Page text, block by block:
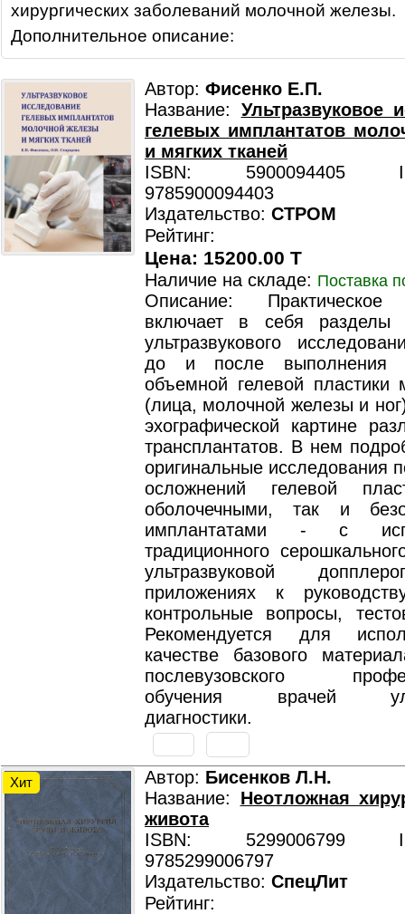
хирургических заболеваний молочной железы.
Дополнительное описание:
Автор: Фисенко Е.П.
Название: Ультразвуковое
гелевых имплантатов
и мягких тканей
ISBN: 5900094405
9785900094403
Издательство: СТРОМ
Рейтинг:
Цена: 15200.00 T
Наличие на складе: Поставка
Описание: Практическое
включает в себя разделы
ультразвукового
до и после выполнения
объемной гелевой пластики
(лица, молочной железы и
эхографической картине
трансплантатов. В нем
оригинальные исследования
осложнений гелевой
оболочечными, так и
имплантатами - с
традиционного
ультразвуковой
приложениях к
контрольные вопросы,
Рекомендуется для
качестве базового
послевузовского
обучения врачей
диагностики.
Хит Автор: Бисенков Л.Н.
Название: Неотложная
живота
ISBN: 5299006799
9785299006797
Издательство: СпецЛит
Рейтинг: